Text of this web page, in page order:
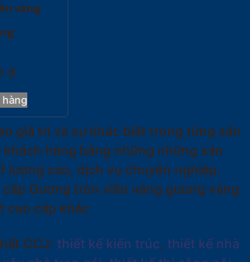
vàng
₫
hàng
giá trị và sự khác biệt trong từng sản
hàng bằng những những sản
lượng cao, dịch vụ chuyên nghiệp.
Gương tròn viền vàng gương vàng
cao cấp khác
CCJ: thiết kế kiến trúc, thiết kế nhà